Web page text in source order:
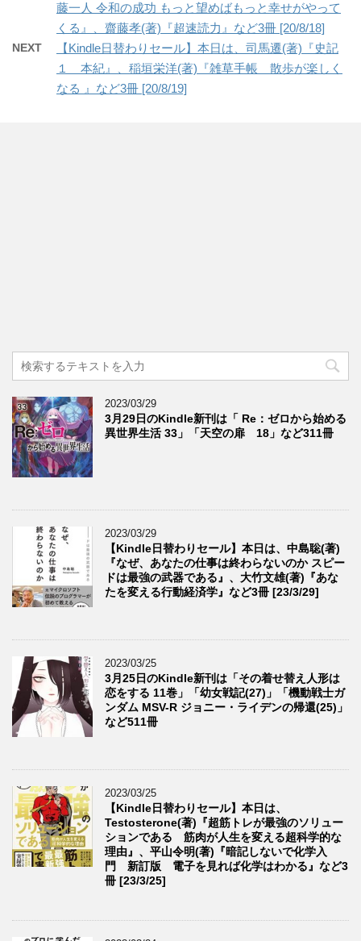
藤一人 令和の成功 もっと望めばもっと幸せがやって
くる』、齋藤孝(著)『超速読力』など3冊 [20/8/18]
NEXT
【Kindle日替わりセール】本日は、司馬遷(著)『史記
１ 本紀』、稲垣栄洋(著)『雑草手帳 散歩が楽しく
なる 』など3冊 [20/8/19]
2023/03/29
3月29日のKindle新刊は「 Re：ゼロから始める
異世界生活 33」「天空の扉 18」など311冊
2023/03/29
【Kindle日替わりセール】本日は、中島聡(著)
『なぜ、あなたの仕事は終わらないのか スピー
ドは最強の武器である』、大竹文雄(著)『あな
たを変える行動経済学』など3冊 [23/3/29]
2023/03/25
3月25日のKindle新刊は「その着せ替え人形は
恋をする 11巻」「幼女戦記(27)」「機動戦士ガ
ンダム MSV-R ジョニー・ライデンの帰還(25)」
など511冊
2023/03/25
【Kindle日替わりセール】本日は、
Testosterone(著)『超筋トレが最強のソリュー
ションである 筋肉が人生を変える超科学的な
理由』、平山令明(著)『暗記しないで化学入
門 新訂版 電子を見れば化学はわかる』など3
冊 [23/3/25]